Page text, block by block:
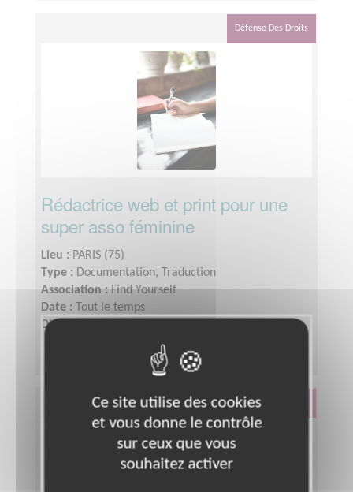
Défense Des Droits
Rédactrice web et print pour une
super asso féminine
Lieu : PARIS (75)
Type : Documentation, Traduction
Association :Find Yourself
Date :
Tout le temps
Disponibilité demandée :
Éducation & Formation
Ce site utilise des cookies
et vous donne le contrôle
sur ceux que vous
souhaitez activer